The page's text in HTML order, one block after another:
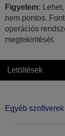
Figyelem:
nem pontos.
operációs
megtekintését.
Letöltések
Egyéb szoftverek